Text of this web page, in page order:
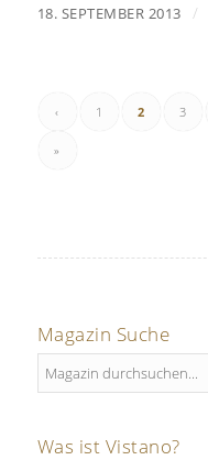
18. SEPTEMBER 2013 /
‹ 1 2 3
»
Magazin Suche
Was ist Vistano?